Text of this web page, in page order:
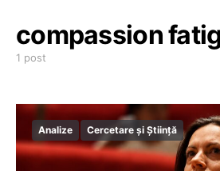
compassion
1 post
Analize Cercetare și Știință